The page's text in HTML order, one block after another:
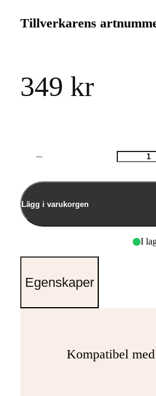
Tillverkarens
349 kr
Lägg i varukorgen
I
Egenskaper
Kompatibel med